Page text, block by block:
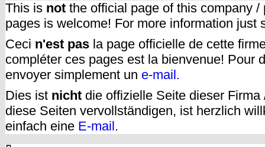
This is not the official page of this company
pages is welcome! For more information just
Ceci n'est pas la page officielle de cette
compléter ces pages est la bienvenue! Pour
envoyer simplement un e-mail.
Dies ist nicht die offizielle Seite dieser
diese Seiten vervollständigen, ist herzlich
einfach eine E-mail.